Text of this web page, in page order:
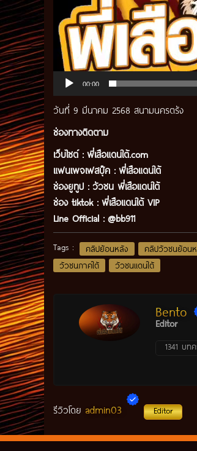
00:00
วันที่ 9 มีนาคม 2568 สนามนครตรัง
ช่องทางติดตาม
เว็บไซต์ : พี่เสือแดนใต้.com
แฟนเพจเฟสบุ๊ค : พี่เสือแดนใต้
ช่องยูทูป : วัวชน พี่เสือแดนใต้
ช่อง tiktok : พี่เสือแดนใต้ VIP
Line Official : @bb911
Tags : คลิปย้อนหลัง คลิปวัวชนย้อน
วัวชนภาคใต้
วัวชนแดนใต้
Bento
Editor
1341 บท
รีวิวโดย admin03 Editor